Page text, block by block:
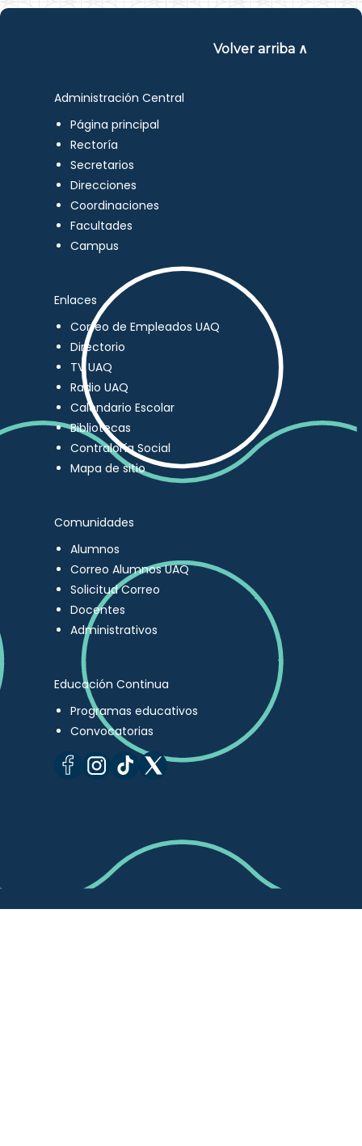
Volver arriba ∧
Administración Central
Página principal
Rectoría
Secretarios
Direcciones
Coordinaciones
Facultades
Campus
Enlaces
Correo de Empleados UAQ
Directorio
TV UAQ
Radio UAQ
Calendario Escolar
Bibliotecas
Contraloría Social
Mapa de sitio
Comunidades
Alumnos
Correo Alumnos UAQ
Solicitud Correo
Docentes
Administrativos
Educación Continua
Programas educativos
Convocatorias